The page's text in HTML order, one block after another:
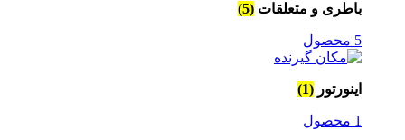
باطری و متعلقات (5)
5 محصول
اینورتور (1)
1 محصول